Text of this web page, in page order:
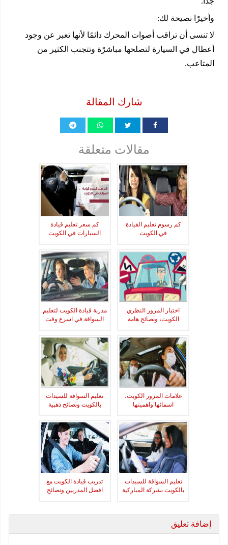
وأخيرًا نصيحة لك:
لا تنسى أن تراقب أصوات المحرك دائمًا لأنها تعبر عن وجود
أعطال في السيارة لتصلحها مباشرًة وتتجنب الكثير من
المتاعب.
شارك المقالة
مقالات متعلقة
كم رسوم تعليم القيادة
في الكويت
كم سعر تعليم قيادة
السيارات في الكويت
اختبار المرور النظري
الكويت، ونصائح هامة
لاجتيازة بنجاح
مدربة قيادة الكويت لتعليم
السواقة في اسرع وقت
علامات المرور الكويت،
اسمائها واهميتها
تعليم السواقة للسيدات
بالكويت ونصائح ذهبية
تعليم السواقة للسيدات
بالكويت بشركة المباركية
تدريب قيادة الكويت مع
افضل المدربين ونصائح
إضافة تعليق